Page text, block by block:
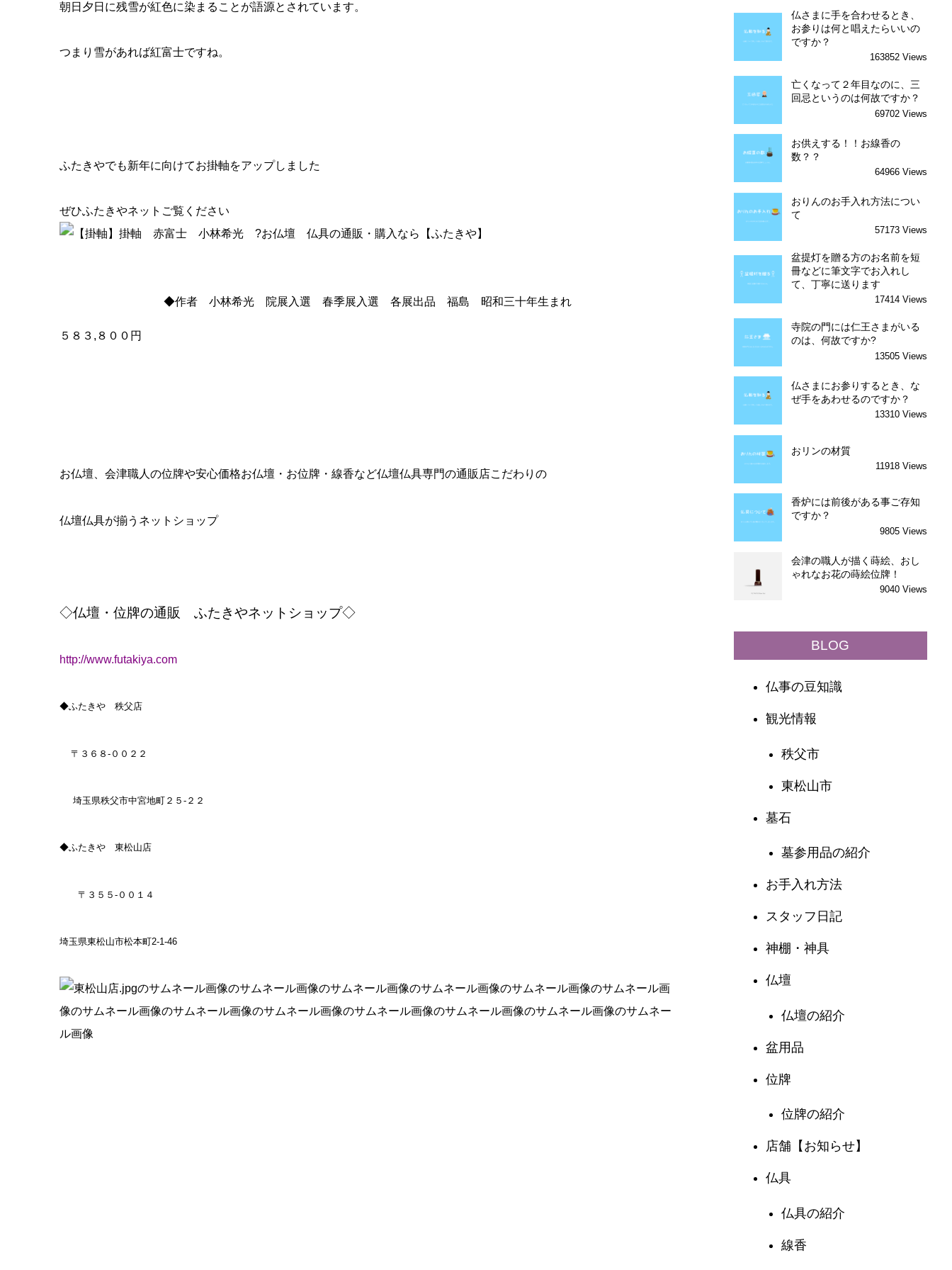
仏壇仏具が揃うネットショップ
◇仏壇・位牌の通販 ふたきやネットショップ◇
http://www.futakiya.com
仏さまに手を合わせるとき、
お参りは何と唱えたらいいの
ですか？
163852 Views
亡くなって２年目なのに、三
回忌というのは何故ですか？
69702 Views
お供えする！！お線香の
数？？
64966 Views
おりんのお手入れ方法につい
て
57173 Views
盆提灯を贈る方のお名前を短
冊などに筆文字でお入れし
て、丁寧に送ります
17414 Views
寺院の門には仁王さまがいる
のは、何故ですか?
13505 Views
仏さまにお参りするとき、な
ぜ手をあわせるのですか？
13310 Views
おリンの材質
11918 Views
香炉には前後がある事ご存知
ですか？
9805 Views
会津の職人が描く蒔絵、おし
ゃれなお花の蒔絵位牌！
9040 Views
BLOG
仏事の豆知識
観光情報
秩父市
東松山市
墓石
墓参用品の紹介
お手入れ方法
スタッフ日記
神棚・神具
仏壇
仏壇の紹介
盆用品
位牌
位牌の紹介
店舗【お知らせ】
仏具
仏具の紹介
線香